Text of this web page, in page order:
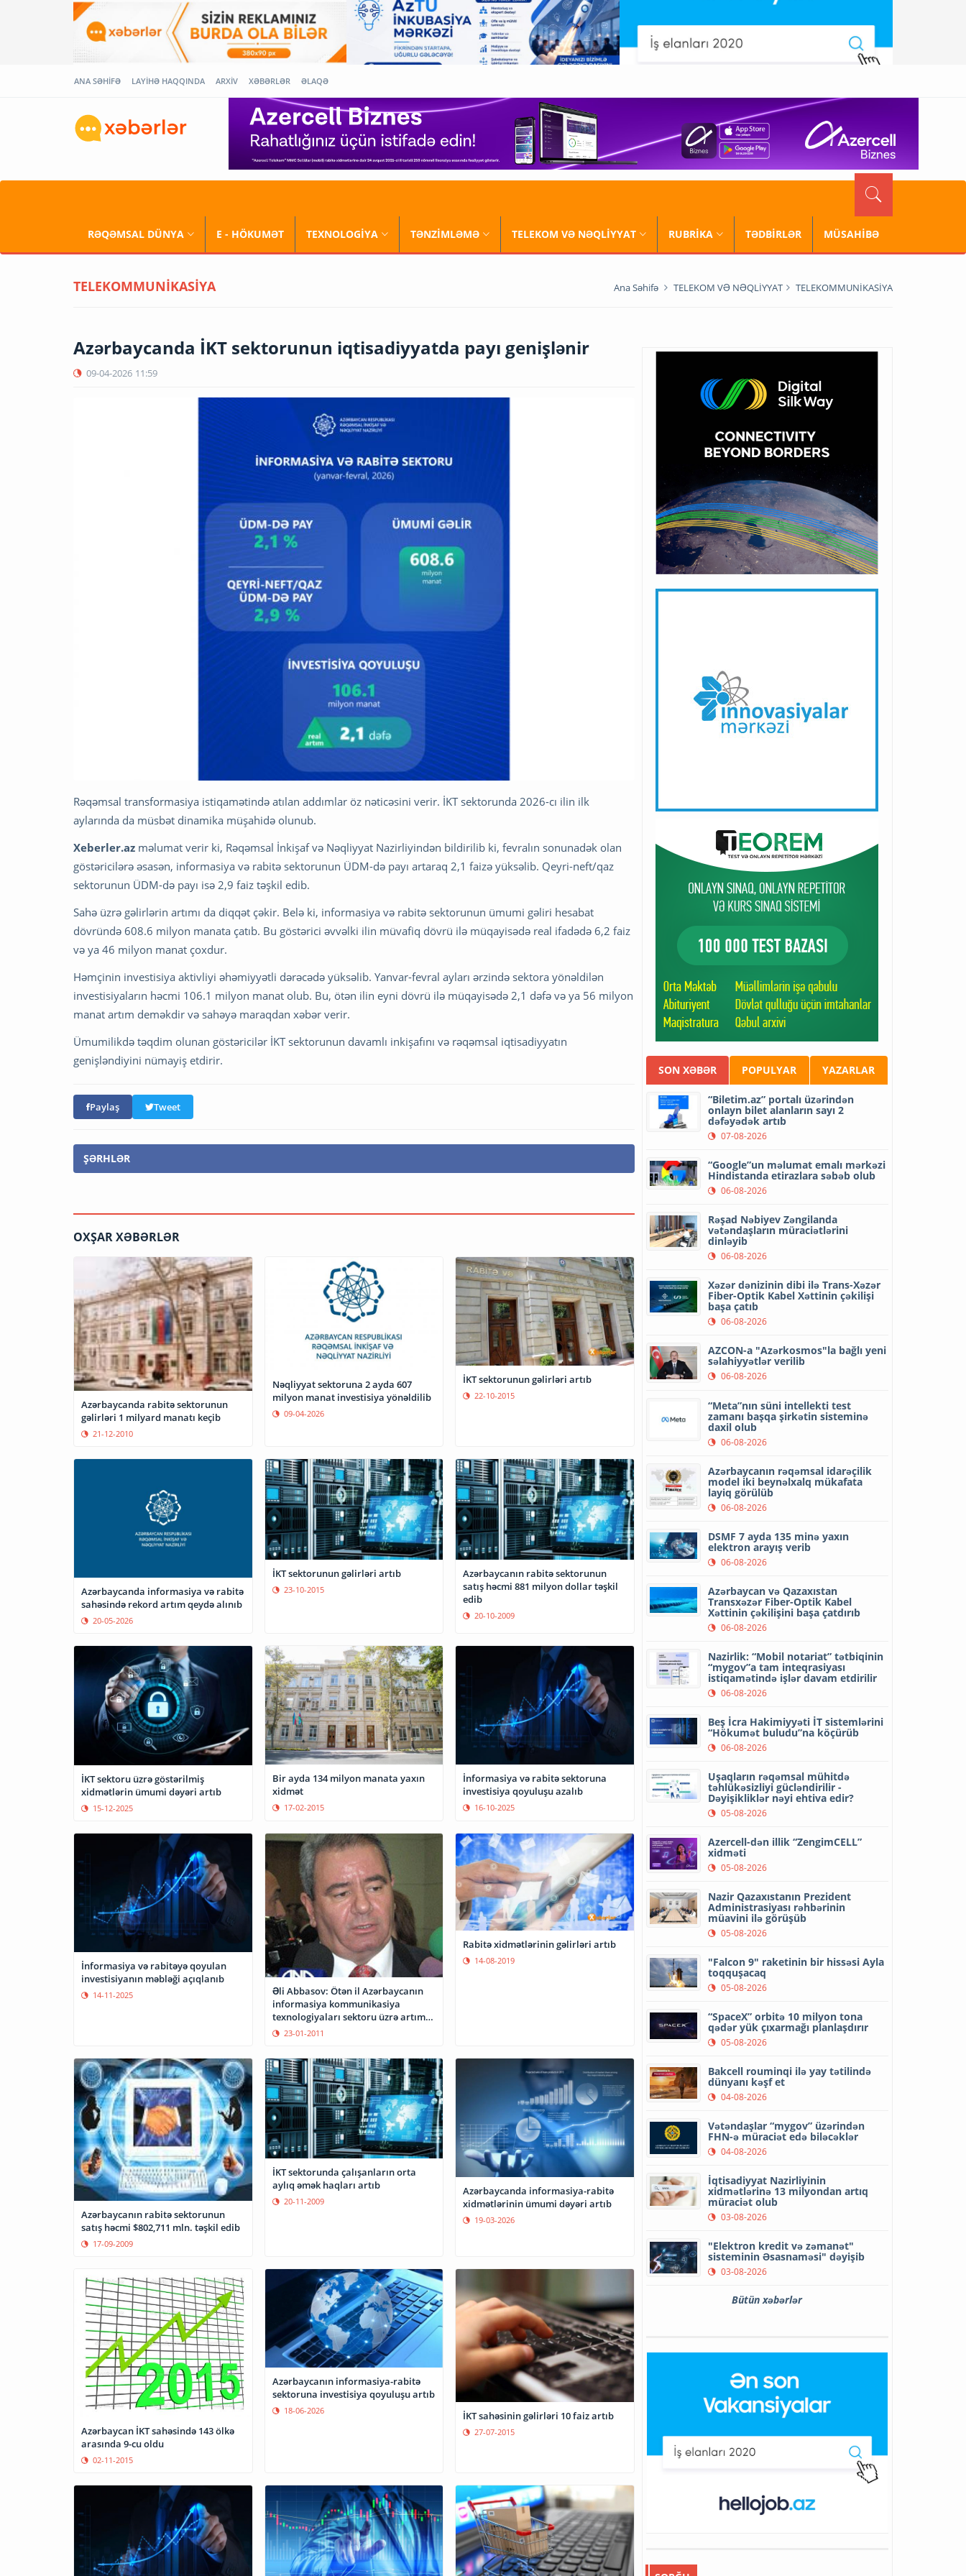
ANA SƏHİFƏ LAYİHƏ HAQQINDA ARXİV XƏBƏRLƏR ƏLAQƏ
RƏQƏMSAL DÜNYA E - HÖKUMƏT TEXNOLOGİYA TƏNZİMLƏMƏ TELEKOM VƏ NƏQLİYYAT RUBRİKA TƏDBİRLƏR MÜSAHİBƏ
TELEKOMMUNİKASİYA Ana Səhifə TELEKOM VƏ NƏQLİYYAT TELEKOMMUNİKASİYA
Azərbaycanda İKT sektorunun iqtisadiyyatda payı genişlənir
09-04-2026 11:59
Rəqəmsal transformasiya istiqamətində atılan addımlar öz nəticəsini verir. İKT sektorunda 2026-cı ilin ilk
aylarında da müsbət dinamika müşahidə olunub.
Xeberler.az məlumat verir ki, Rəqəmsal İnkişaf və Nəqliyyat Nazirliyindən bildirilib ki, fevralın sonunadək olan
göstəricilərə əsasən, informasiya və rabitə sektorunun ÜDM-də payı artaraq 2,1 faizə yüksəlib. Qeyri-neft/qaz
sektorunun ÜDM-də payı isə 2,9 faiz təşkil edib.
Sahə üzrə gəlirlərin artımı da diqqət çəkir. Belə ki, informasiya və rabitə sektorunun ümumi gəliri hesabat
dövründə 608.6 milyon manata çatıb. Bu göstərici əvvəlki ilin müvafiq dövrü ilə müqayisədə real ifadədə 6,2 faiz
və ya 46 milyon manat çoxdur.
Həmçinin investisiya aktivliyi əhəmiyyətli dərəcədə yüksəlib. Yanvar-fevral ayları ərzində sektora yönəldilən
investisiyaların həcmi 106.1 milyon manat olub. Bu, ötən ilin eyni dövrü ilə müqayisədə 2,1 dəfə və ya 56 milyon
manat artım deməkdir və sahəyə maraqdan xəbər verir.
Ümumilikdə təqdim olunan göstəricilər İKT sektorunun davamlı inkişafını və rəqəmsal iqtisadiyyatın
genişləndiyini nümayiş etdirir.
Paylaş Tweet
ŞƏRHLƏR
OXŞAR XƏBƏRLƏR
Azərbaycanda rabitə sektorunun
gəlirləri 1 milyard manatı keçib
21-12-2010
Nəqliyyat sektoruna 2 ayda 607
milyon manat investisiya yönəldilib
09-04-2026
İKT sektorunun gəlirləri artıb
22-10-2015
Azərbaycanda informasiya və rabitə
sahəsində rekord artım qeydə alınıb
20-05-2026
İKT sektorunun gəlirləri artıb
23-10-2015
Azərbaycanın rabitə sektorunun
satış həcmi 881 milyon dollar təşkil
edib
20-10-2009
İKT sektoru üzrə göstərilmiş
xidmətlərin ümumi dəyəri artıb
15-12-2025
Bir ayda 134 milyon manata yaxın
xidmət
17-02-2015
İnformasiya və rabitə sektoruna
investisiya qoyuluşu azalıb
16-10-2025
İnformasiya və rabitəyə qoyulan
investisiyanın məbləği açıqlanıb
14-11-2025
Əli Abbasov: Ötən il Azərbaycanın
informasiya kommunikasiya
texnologiyaları sektoru üzrə artım
tempi 35,5 faiz olub
23-01-2011
Rabitə xidmətlərinin gəlirləri artıb
14-08-2019
Azərbaycanın rabitə sektorunun
satış həcmi $802,711 mln. təşkil edib
17-09-2009
İKT sektorunda çalışanların orta
aylıq əmək haqları artıb
20-11-2009
Azərbaycanda informasiya-rabitə
xidmətlərinin ümumi dəyəri artıb
19-03-2026
Azərbaycan İKT sahəsində 143 ölkə
arasında 9-cu oldu
02-11-2015
Azərbaycanın informasiya-rabitə
sektoruna investisiya qoyuluşu artıb
18-06-2026 İKT sahəsinin gəlirləri 10 faiz artıb
27-07-2015
SON XƏBƏR POPULYAR YAZARLAR
“Biletim.az” portalı üzərindən
onlayn bilet alanların sayı 2
dəfəyədək artıb
07-08-2026
“Google”un məlumat emalı mərkəzi
Hindistanda etirazlara səbəb olub
06-08-2026
Rəşad Nəbiyev Zəngilanda
vətəndaşların müraciətlərini
dinləyib
06-08-2026
Xəzər dənizinin dibi ilə Trans-Xəzər
Fiber-Optik Kabel Xəttinin çəkilişi
başa çatıb
06-08-2026
AZCON-a "Azərkosmos"la bağlı yeni
səlahiyyətlər verilib
06-08-2026
“Meta”nın süni intellekti test
zamanı başqa şirkətin sisteminə
daxil olub
06-08-2026
Azərbaycanın rəqəmsal idarəçilik
model iki beynəlxalq mükafata
layiq görülüb
06-08-2026
DSMF 7 ayda 135 minə yaxın
elektron arayış verib
06-08-2026
Azərbaycan və Qazaxıstan
Transxəzər Fiber-Optik Kabel
Xəttinin çəkilişini başa çatdırıb
06-08-2026
Nazirlik: “Mobil notariat” tətbiqinin
“mygov”a tam inteqrasiyası
istiqamətində işlər davam etdirilir
06-08-2026
Beş İcra Hakimiyyəti İT sistemlərini
“Hökumət buludu”na köçürüb
06-08-2026
Uşaqların rəqəmsal mühitdə
təhlükəsizliyi gücləndirilir -
Dəyişikliklər nəyi ehtiva edir?
05-08-2026
Azercell-dən illik “ZengimCELL”
xidməti
05-08-2026
Nazir Qazaxıstanın Prezident
Administrasiyası rəhbərinin
müavini ilə görüşüb
05-08-2026
"Falcon 9" raketinin bir hissəsi Ayla
toqquşacaq
05-08-2026
“SpaceX” orbitə 10 milyon tona
qədər yük çıxarmağı planlaşdırır
05-08-2026
Bakcell rouminqi ilə yay tətilində
dünyanı kəşf et
04-08-2026
Vətəndaşlar “mygov” üzərindən
FHN-ə müraciət edə biləcəklər
04-08-2026
İqtisadiyyat Nazirliyinin
xidmətlərinə 13 milyondan artıq
müraciət olub
03-08-2026
"Elektron kredit və zəmanət"
sisteminin Əsasnaməsi" dəyişib
03-08-2026
Bütün xəbərlər